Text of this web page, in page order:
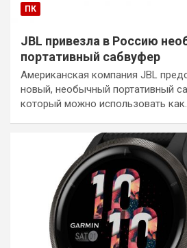
ПК
JBL привезла в Россию
портативный сабвуфер
Американская компания JBL
новый, необычный портативный
который можно использовать